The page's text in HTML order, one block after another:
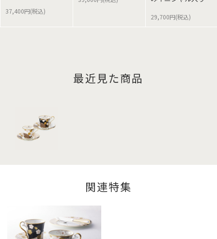
37,400円(税込)
29,700円(税込)
最近見た商品
関連特集